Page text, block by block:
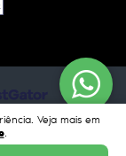
Veja mais em
.